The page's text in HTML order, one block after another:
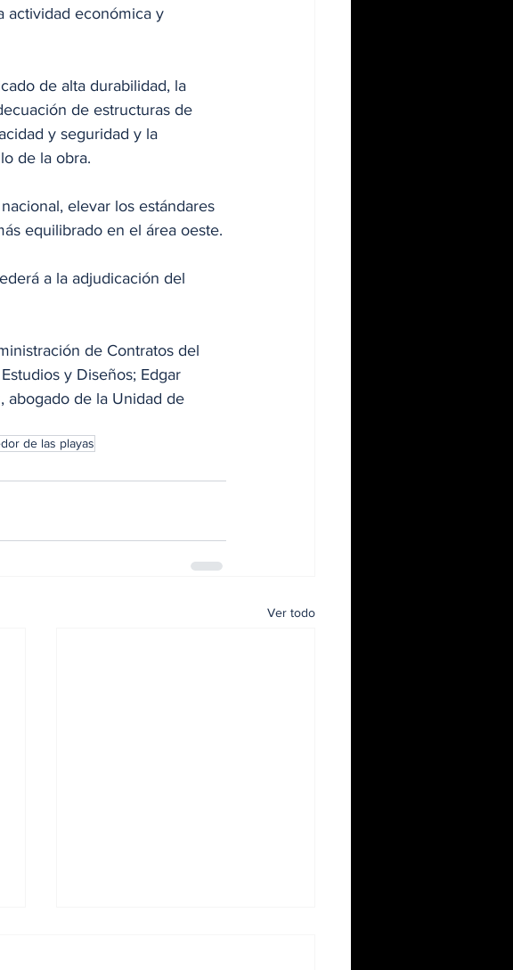
actividad económica y
de alta durabilidad, la
de estructuras de
y seguridad y la
de la obra.
elevar los estándares
equilibrado en el área oeste.
a la adjudicación del
de Contratos del
y Diseños; Edgar
abogado de la Unidad de
de las playas
Ver todo